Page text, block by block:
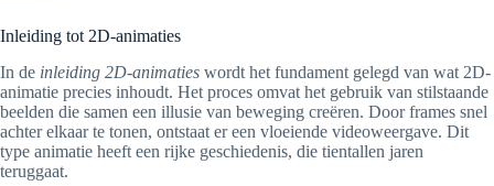
Inleiding tot 2D-animaties
In de inleiding 2D-animaties wordt het fundament gelegd van wat 2D-
animatie precies inhoudt. Het proces omvat het gebruik van stilstaande
beelden die samen een illusie van beweging creëren. Door frames snel
achter elkaar te tonen, ontstaat er een vloeiende videoweergave. Dit
type animatie heeft een rijke geschiedenis, die tientallen jaren
teruggaat.